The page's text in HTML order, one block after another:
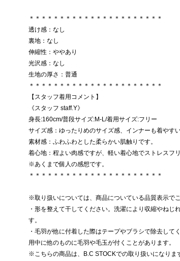
＊＊＊＊＊＊＊＊＊＊＊＊＊＊＊＊＊＊＊＊＊＊
透け感：なし
裏地：なし
伸縮性：ややあり
光沢感：なし
生地の厚さ：普通
＊＊＊＊＊＊＊＊＊＊＊＊＊＊＊＊＊＊＊＊＊＊
【スタッフ着用コメント】
《スタッフ staff.Y》
身長:160cm/普段サイズ:M-L/着用サイズ:フリー
サイズ感：ゆったりめのサイズ感、インナーも着やすい
素材感：ふわふわとした柔らかい肌触りです。
着心地：程よい肉感ですが、軽い着心地でストレスフ
※あくまで個人の感想です。
＊＊＊＊＊＊＊＊＊＊＊＊＊＊＊＊＊＊＊＊＊＊
※取り扱いについては、商品についている品質表示でご
・形を整えて干してください。洗濯により収縮やねじ
す。
・毛羽が他に付着した際はテープやブラシで除去して
用中に他のものに毛羽や毛玉が付くことがあります。
※こちらの商品は、B.C STOCKでの取り扱いになりま